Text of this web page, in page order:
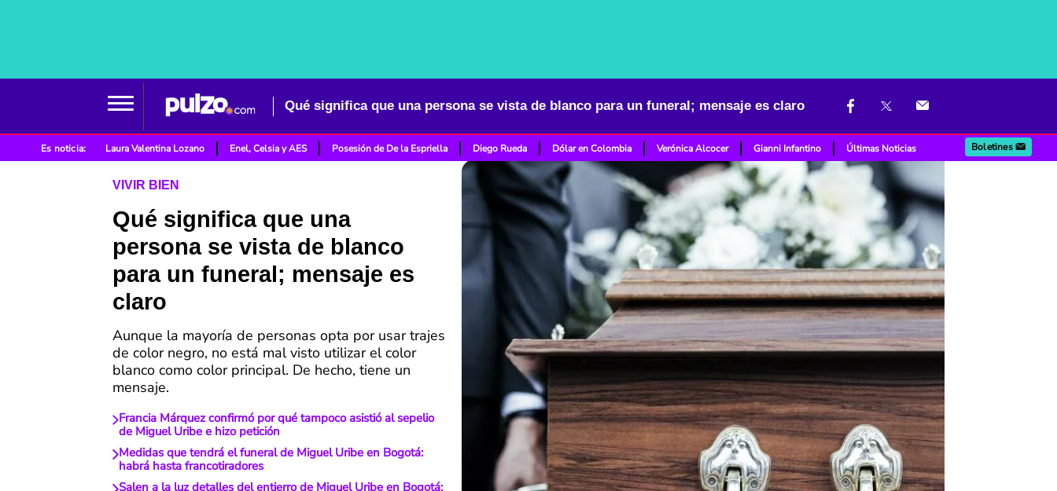
Qué significa que una persona se vista de blanco para un funeral; mensaje es claro
Es noticia: Laura Valentina Lozano Enel, Celsia y AES Posesión de De la Espriella Diego Rueda Dólar en Colombia Verónica Alcocer Gianni Infantino Últimas Noticias Boletines
VIVIR BIEN
Qué significa que una
persona se vista de blanco
para un funeral; mensaje es
claro
Aunque la mayoría de personas opta por usar trajes
de color negro, no está mal visto utilizar el color
blanco como color principal. De hecho, tiene un
mensaje.
Francia Márquez confirmó por qué tampoco asistió al sepelio
de Miguel Uribe e hizo petición
Medidas que tendrá el funeral de Miguel Uribe en Bogotá:
habrá hasta francotiradores
Salen a la luz detalles del entierro de Miguel Uribe en Bogotá;